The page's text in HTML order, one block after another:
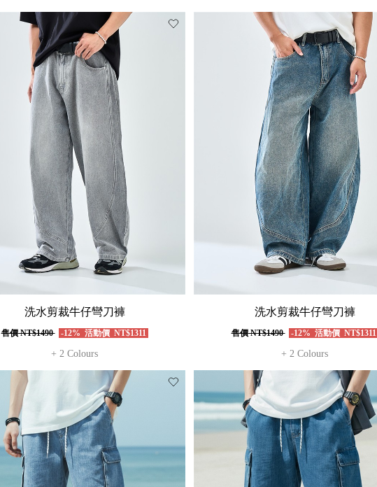
洗水剪裁牛仔彎刀褲
售價NT$1490 -12% 活動價NT$1311
+ 2 Colours
洗水剪裁牛仔彎刀褲
售價NT$1490 -12% 活動價NT$1311
+ 2 Colours